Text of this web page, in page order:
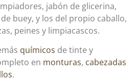
jabón de glicerina,
buey, y los del propio caballo,
peines y limpiacascos.
químicos de tinte y
en monturas, cabezadas
.